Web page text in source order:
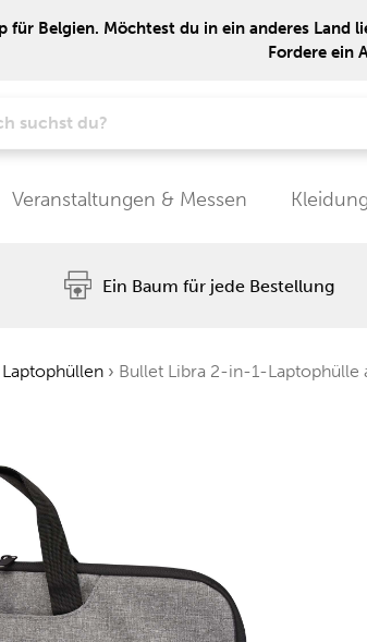
Belgien. Möchtest du in ein anderes Land
Fordere ein
Veranstaltungen & Messen Kleidung
Ein Baum für jede Bestellung
Laptophüllen › Bullet Libra 2-in-1-Laptophülle